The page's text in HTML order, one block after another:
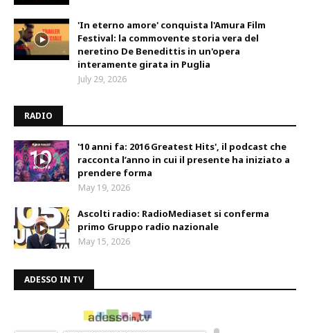
'In eterno amore' conquista l'Amura Film
Festival: la commovente storia vera del
neretino De Benedittis in un'opera
interamente girata in Puglia
July 29, 2026
RADIO
'10 anni fa: 2016 Greatest Hits', il podcast che
racconta l’anno in cui il presente ha iniziato a
prendere forma
May 19, 2026
Ascolti radio: RadioMediaset si conferma
primo Gruppo radio nazionale
May 15, 2026
ADESSO IN TV